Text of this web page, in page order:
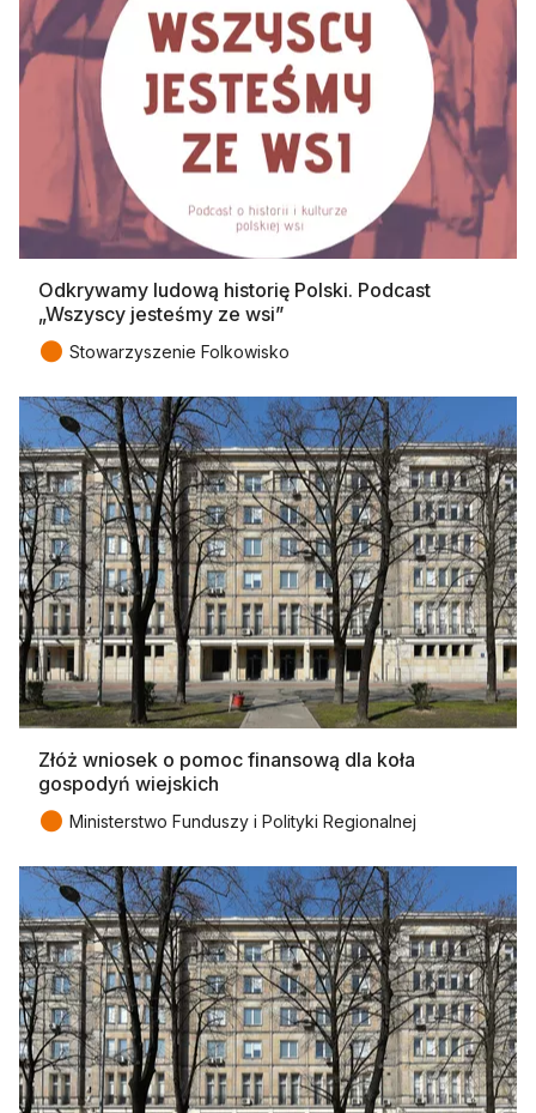
Odkrywamy ludową historię Polski. Podcast
„Wszyscy jesteśmy ze wsi”
● Stowarzyszenie Folkowisko
Złóż wniosek o pomoc finansową dla koła
gospodyń wiejskich
● Ministerstwo Funduszy i Polityki Regionalnej